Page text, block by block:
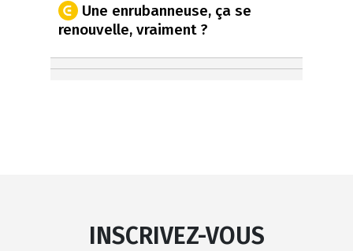
Une enrubanneuse, ça se
renouvelle, vraiment ?
INSCRIVEZ-VOUS